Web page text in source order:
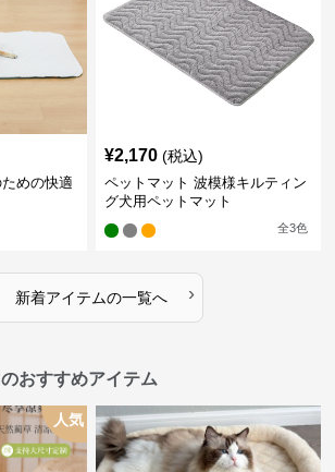
めの快適
¥2,170 (税込)
ペットマット 波模様キルティン
グ犬用ペットマット
全3色
新着アイテムの一覧へ ›
おすすめアイテム
人気